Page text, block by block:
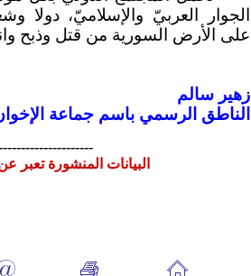
الجوار العربيّ والإسلاميّ، دولا
على الأرض السورية من قتل وذبح
زهير سالم
الناطق الرسمي باسم جماعة
البيانات المنشورة تعبر